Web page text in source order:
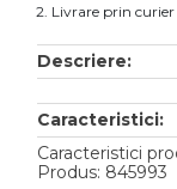
Aur alb
Aur roz
2. Livrare prin curier
Descriere:
Caracteristici:
Caracteristici
Produs: 845993